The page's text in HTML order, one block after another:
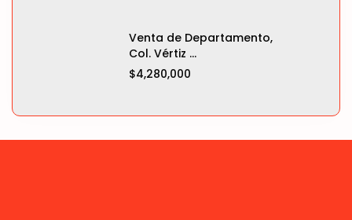
Venta de Departamento,
Col. Vértiz ...
$4,280,000